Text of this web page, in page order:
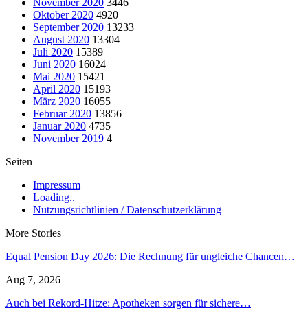
Oktober 2020 4920
September 2020 13233
August 2020 13304
Juli 2020 15389
Juni 2020 16024
Mai 2020 15421
April 2020 15193
März 2020 16055
Februar 2020 13856
Januar 2020 4735
November 2019 4
Seiten
Impressum
Loading..
Nutzungsrichtlinien / Datenschutzerklärung
More Stories
Equal Pension Day 2026: Die Rechnung für ungleiche Chancen…
Aug 7, 2026
Auch bei Rekord-Hitze: Apotheken sorgen für sichere…